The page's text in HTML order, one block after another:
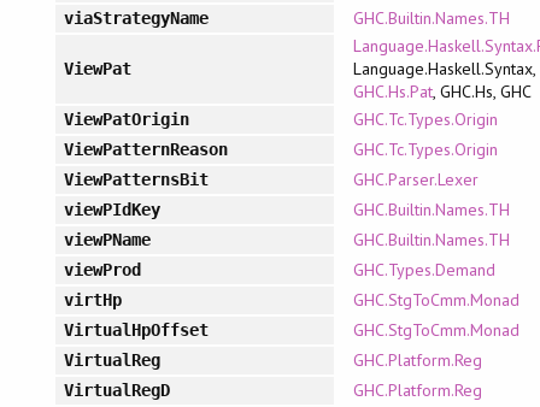
viaStrategyName GHC.Builtin.Names.TH
ViewPat
Language.Haskell.Syntax,
GHC.Hs.Pat, GHC.Hs, GHC
ViewPatOrigin GHC.Tc.Types.Origin
ViewPatternReason GHC.Tc.Types.Origin
ViewPatternsBit GHC.Parser.Lexer
viewPIdKey GHC.Builtin.Names.TH
viewPName GHC.Builtin.Names.TH
viewProd GHC.Types.Demand
virtHp GHC.StgToCmm.Monad
VirtualHpOffset GHC.StgToCmm.Monad
VirtualReg GHC.Platform.Reg
VirtualRegD GHC.Platform.Reg